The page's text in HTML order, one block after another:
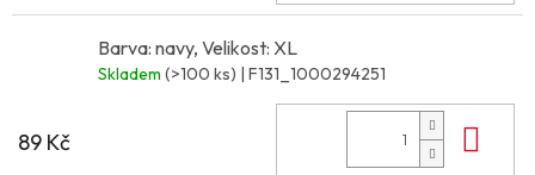
Barva: navy, Velikost: XL
Skladem (>100 ks) | F131_1000294251
89 Kč